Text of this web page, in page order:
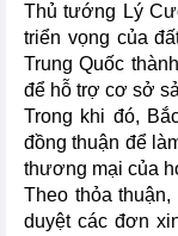
Thủ tướng Lý
triển vọng của
Trung Quốc
để hỗ trợ cơ sở
Trong khi đó,
đồng thuận để
thương mại của
Theo thỏa
duyệt các đơn